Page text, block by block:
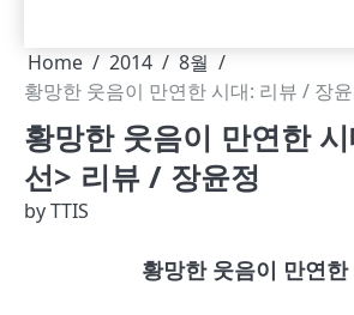
Home 2014
8월
황망한 웃음이 만연한 시대: 리뷰 / 장
황망한 웃음이 만연한
선> 리뷰 / 장윤정
byTTIS
황망한 웃음이 만연한